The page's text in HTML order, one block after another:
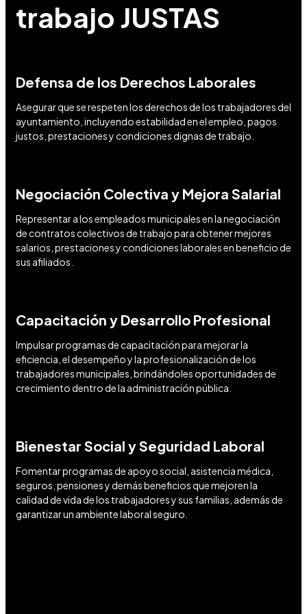
trabajo JUSTAS
Defensa de los Derechos Laborales
Asegurar que se respeten los derechos de los trabajadores del
ayuntamiento, incluyendo estabilidad en el empleo, pagos
justos, prestaciones y condiciones dignas de trabajo.
Negociación Colectiva y Mejora Salarial
Representar a los empleados municipales en la negociación
de contratos colectivos de trabajo para obtener mejores
salarios, prestaciones y condiciones laborales en beneficio de
sus afiliados.
Capacitación y Desarrollo Profesional
Impulsar programas de capacitación para mejorar la
eficiencia, el desempeño y la profesionalización de los
trabajadores municipales, brindándoles oportunidades de
crecimiento dentro de la administración pública.
Bienestar Social y Seguridad Laboral
Fomentar programas de apoyo social, asistencia médica,
seguros, pensiones y demás beneficios que mejoren la
calidad de vida de los trabajadores y sus familias, además de
garantizar un ambiente laboral seguro.